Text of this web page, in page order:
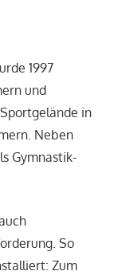
1997
und
in
Neben
Gymnastik-
So
Zum